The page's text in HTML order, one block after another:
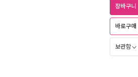
장바구니
바로구매
보관함